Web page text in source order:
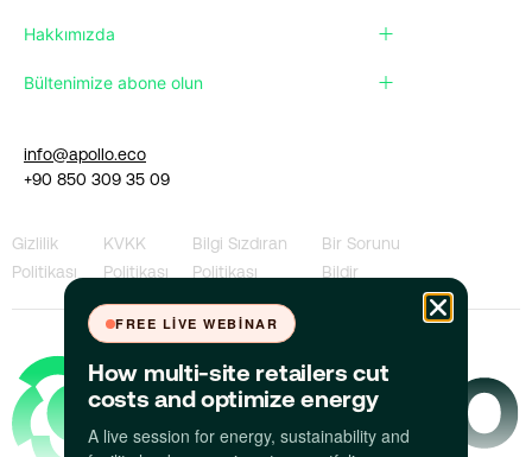
Hakkımızda
Bültenimize abone olun
info@apollo.eco
+90 850 309 35 09
Gizlilik
Politikası
KVKK
Politikası
Bilgi Sızdıran
Politikası
Bir Sorunu
Bildir
FREE LIVE WEBINAR
How multi-site retailers cut
costs and optimize energy
A live session for energy, sustainability and